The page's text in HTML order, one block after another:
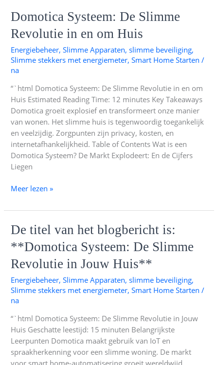
Domotica Systeem: De Slimme
Revolutie in en om Huis
Energiebeheer,Slimme Apparaten,slimme beveiliging,
Slimme stekkers met energiemeter,Smart Home Starten /
na
“`html Domotica Systeem: De Slimme Revolutie in en om
Huis Estimated Reading Time: 12 minutes Key Takeaways
Domotica groeit explosief en transformeert onze manier
van wonen. Het slimme huis is tegenwoordig toegankelijk
en veelzijdig. Zorgpunten zijn privacy, kosten, en
internetafhankelijkheid. Table of Contents Wat is een
Domotica Systeem? De Markt Explodeert: En de Cijfers
Liegen
Domotica
Systeem:
De
Slimme
Revolutie
in
om
Huis
Meer lezen »
De titel van het blogbericht is:
**Domotica Systeem: De Slimme
Revolutie in Jouw Huis**
Energiebeheer,Slimme Apparaten,slimme beveiliging,
Slimme stekkers met energiemeter,Smart Home Starten /
na
“`html Domotica Systeem: De Slimme Revolutie in Jouw
Huis Geschatte leestijd: 15 minuten Belangrijkste
Leerpunten Domotica maakt gebruik van IoT en
spraakherkenning voor een slimme woning. De markt
De
van
het
blogbericht
is:
**Domotica
Systeem:
De
Slimme
Revolutie
in
Jouw